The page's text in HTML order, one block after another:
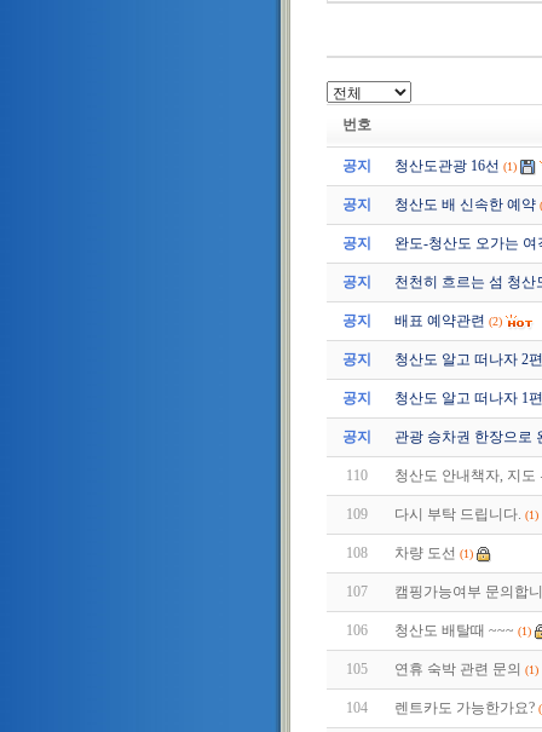
번호
공지 청산도관광 16선 (1)
공지 청산도 배 신속한 예약
공지 완도-청산도 오가는
공지 천천히 흐르는 섬 청산
공지 배표 예약관련 (2)
공지 청산도 알고 떠나자 2
공지 청산도 알고 떠나자 1
공지 관광 승차권 한장으로
110 청산도 안내책자, 지도
109 다시 부탁 드립니다. (1)
108 차량 도선 (1)
107 캠핑가능여부 문의합
106 청산도 배탈때 ~~~ (1)
105 연휴 숙박 관련 문의 (1)
104 렌트카도 가능한가요?